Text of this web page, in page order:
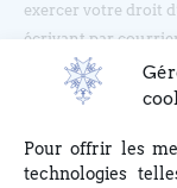
Pour offrir les
technologies
exercer votre droit
écrivant par courrier
DU BOUCLIER, 4
écrivant à